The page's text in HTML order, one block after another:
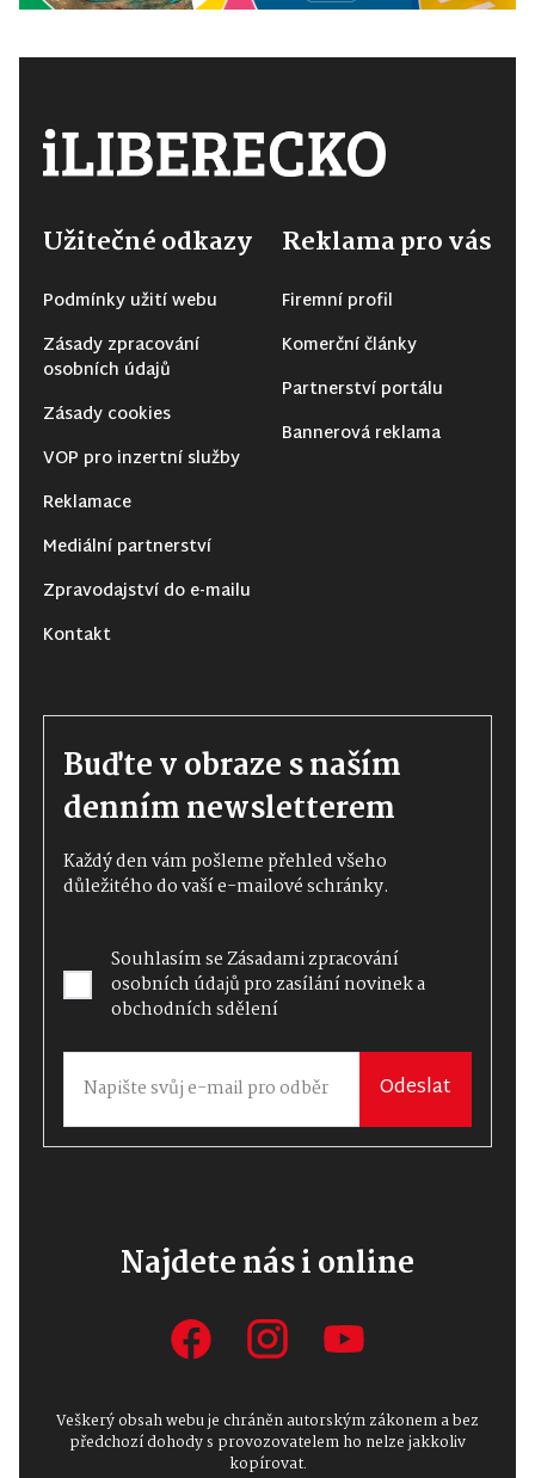
Užitečné odkazy
Podmínky užití webu
Zásady zpracování
osobních údajů
Zásady cookies
VOP pro inzertní služby
Reklamace
Mediální partnerství
Zpravodajství do e-mailu
Kontakt
Reklama pro vás
Firemní profil
Komerční články
Partnerství portálu
Bannerová reklama
Buďte v obraze s naším
denním newsletterem
Každý den vám pošleme přehled všeho
důležitého do vaší e-mailové schránky.
Souhlasím seZásadami zpracování
osobních údajůpro zasílání novinek a
obchodních sdělení
Odeslat
Najdete nás i online
Veškerý obsah webu je chráněn autorským zákonem a bez
předchozí dohody s provozovatelem ho nelze jakkoliv
kopírovat.